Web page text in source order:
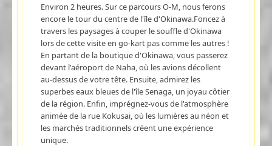
Environ 2 heures. Sur ce parcours O-M, nous ferons
encore le tour du centre de l'île d'Okinawa.Foncez à
travers les paysages à couper le souffle d'Okinawa
lors de cette visite en go-kart pas comme les autres !
En partant de la boutique d'Okinawa, vous passerez
devant l'aéroport de Naha, où les avions décollent
au-dessus de votre tête. Ensuite, admirez les
superbes eaux bleues de l'île Senaga, un joyau côtier
de la région. Enfin, imprégnez-vous de l'atmosphère
animée de la rue Kokusai, où les lumières au néon et
les marchés traditionnels créent une expérience
unique.